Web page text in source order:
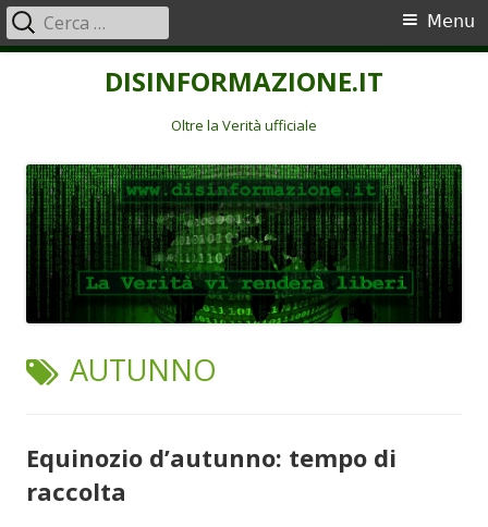
DISINFORMAZIONE.IT
Oltre la Verità ufficiale
Menu
principale
Menu
Ricerca
per:
TAG:
AUTUNNO
Equinozio d’autunno: tempo di
raccolta